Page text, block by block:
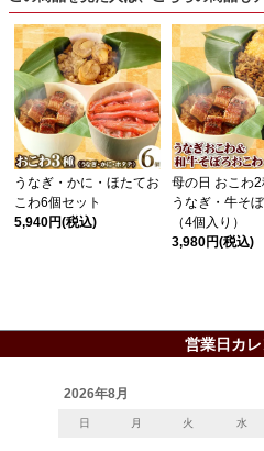
うなぎ・かに・ほたてお
こわ6個セット
5,940円(税込)
母の日 おこわ2
うなぎ・牛そ
（4個入り）
3,980円(税込)
営業日カ